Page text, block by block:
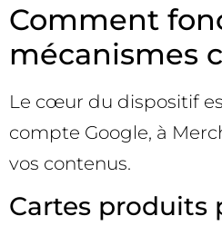
Comment
mécanismes
Le cœur du dispositif
compte Google, à
vos contenus.
Cartes